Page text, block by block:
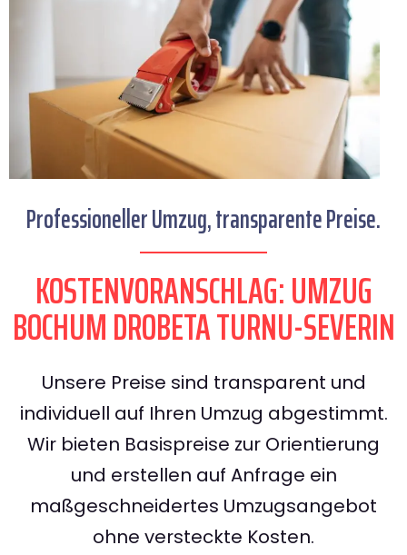
Professioneller Umzug, transparente Preise.
KOSTENVORANSCHLAG: UMZUG
BOCHUM DROBETA TURNU-SEVERIN
Unsere Preise sind transparent und
individuell auf Ihren Umzug abgestimmt.
Wir bieten Basispreise zur Orientierung
und erstellen auf Anfrage ein
maßgeschneidertes Umzugsangebot
ohne versteckte Kosten.